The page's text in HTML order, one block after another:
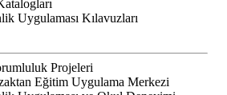
Uygulaması Kılavuzları
Projeleri
Eğitim Uygulama Merkezi